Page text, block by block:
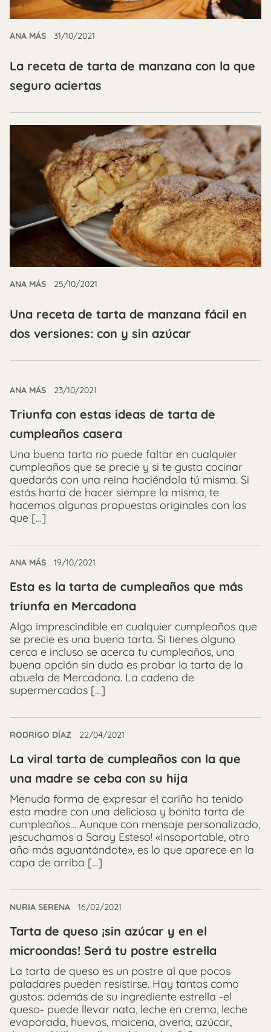
ANA MÁS 31/10/2021
La receta de tarta de manzana con la que
seguro aciertas
ANA MÁS 25/10/2021
Una receta de tarta de manzana fácil en
dos versiones: con y sin azúcar
ANA MÁS 23/10/2021
Triunfa con estas ideas de tarta de
cumpleaños casera
Una buena tarta no puede faltar en cualquier
cumpleaños que se precie y si te gusta cocinar
quedarás con una reina haciéndola tú misma. Si
estás harta de hacer siempre la misma, te
hacemos algunas propuestas originales con las
que […]
ANA MÁS 19/10/2021
Esta es la tarta de cumpleaños que más
triunfa en Mercadona
Algo imprescindible en cualquier cumpleaños que
se precie es una buena tarta. Si tienes alguno
cerca e incluso se acerca tu cumpleaños, una
buena opción sin duda es probar la tarta de la
abuela de Mercadona. La cadena de
supermercados […]
RODRIGO DÍAZ 22/04/2021
La viral tarta de cumpleaños con la que
una madre se ceba con su hija
Menuda forma de expresar el cariño ha tenido
esta madre con una deliciosa y bonita tarta de
cumpleaños… Aunque con mensaje personalizado,
¡escuchamos a Saray Esteso! «Insoportable, otro
año más aguantándote», es lo que aparece en la
capa de arriba […]
NURIA SERENA 16/02/2021
Tarta de queso ¡sin azúcar y en el
microondas! Será tu postre estrella
La tarta de queso es un postre al que pocos
paladares pueden resistirse. Hay tantas como
gustos: además de su ingrediente estrella -el
queso- puede llevar nata, leche en crema, leche
evaporada, huevos, maicena, avena, azúcar,